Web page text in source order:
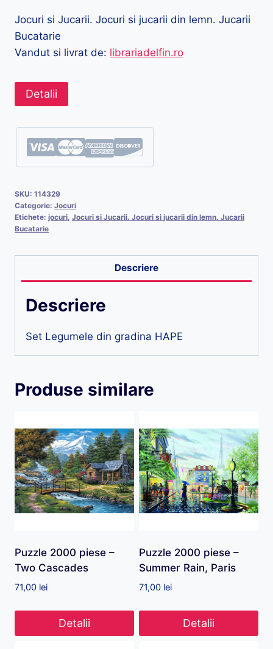
Jocuri si Jucarii. Jocuri si jucarii din lemn. Jucarii
Bucatarie
Vandut si livrat de: librariadelfin.ro
Detalii
SKU: 114329
Categorie: Jocuri
Etichete: jocuri, Jocuri si Jucarii. Jocuri si jucarii din lemn. Jucarii
Bucatarie
Descriere
Descriere
Set Legumele din gradina HAPE
Produse similare
Puzzle 2000 piese –
Two Cascades
71,00 lei
Detalii
Puzzle 2000 piese –
Summer Rain, Paris
71,00 lei
Detalii